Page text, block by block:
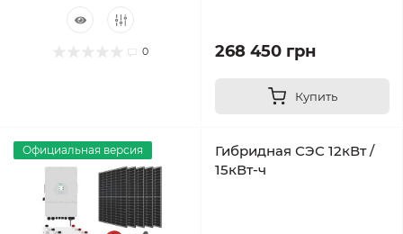
0 268 450 грн
Купить
Официальная версия
Гибридная СЭС 12кВт /
15кВт-ч